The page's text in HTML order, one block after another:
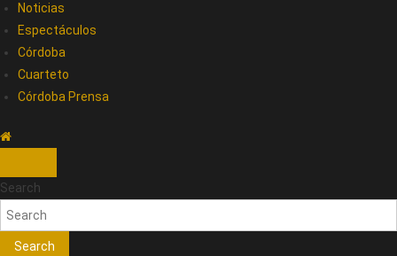
Noticias
Espectáculos
Córdoba
Cuarteto
Córdoba Prensa
Search
Search